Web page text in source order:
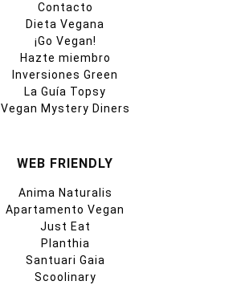
Contacto
Dieta Vegana
¡Go Vegan!
Hazte miembro
Inversiones Green
La Guía Topsy
Vegan Mystery Diners
WEB FRIENDLY
Anima Naturalis
Apartamento Vegan
Just Eat
Planthia
Santuari Gaia
Scoolinary